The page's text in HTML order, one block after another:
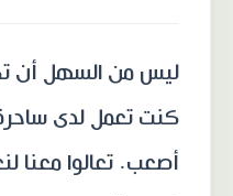
ليس من السهل أن
كنت تعمل لدى
أصعب. تعالوا معنا